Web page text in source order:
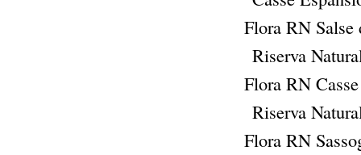
Flora RN
Riserva
Flora RN
Riserva
Flora RN